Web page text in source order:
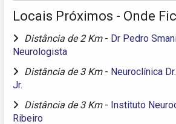
Locais Próximos - Onde
Distância de 2 Km - Dr Pedro
Neurologista
Distância de 3 Km - Neuroclínica
Jr.
Distância de 3 Km - Instituto
Ribeiro